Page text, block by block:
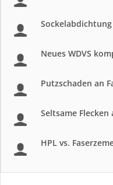
Neues WDVS
Putzschaden an
Seltsame Flecken
HPL vs.